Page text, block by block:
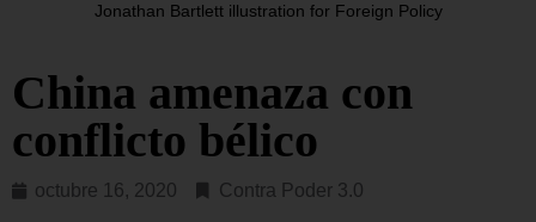
Jonathan Bartlett illustration for Foreign Policy
China amenaza con
conflicto bélico
octubre 16, 2020 Contra Poder 3.0